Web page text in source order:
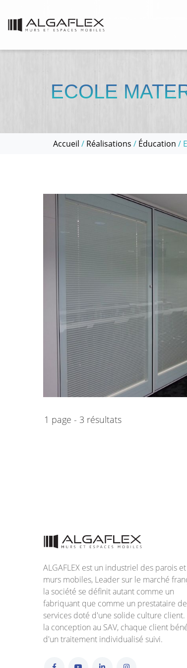
ECOLE
Accueil / Réalisations / Éducation /
1 page - 3 résultats
ALGAFLEX est un industriel des parois et
murs mobiles, Leader sur le marché
la société se définit autant comme un
fabriquant que comme un prestataire de
services doté d'une solide culture client.
la conception au SAV, chaque client
d'un traitement individualisé suivi.